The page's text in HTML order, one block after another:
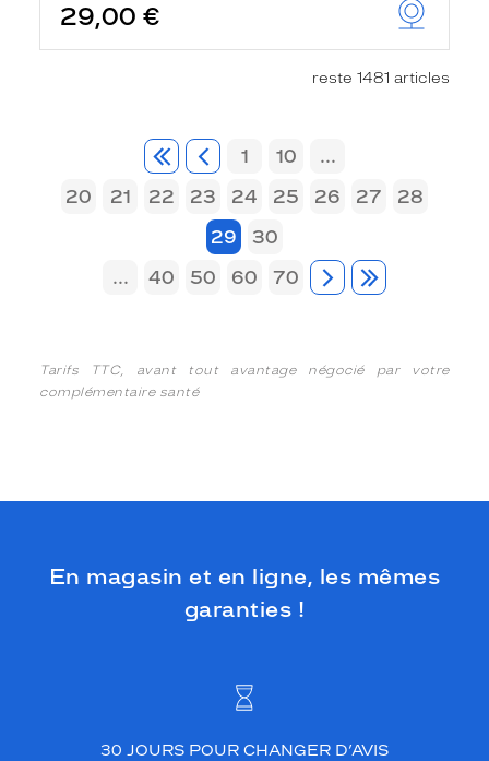
29,00 €
reste 1481 articles
1 10
...
20
21 22 23 24 25 26 27
28
29
30
...
40 50 60 70
Tarifs TTC, avant tout avantage négocié par votre
complémentaire santé
En magasin et en ligne, les mêmes
garanties !
30 JOURS POUR CHANGER D’AVIS